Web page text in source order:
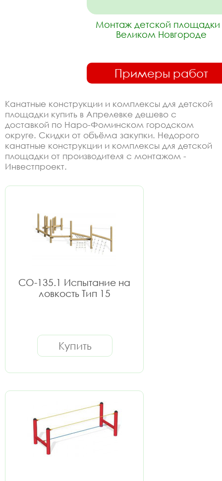
Монтаж детской площадки
Великом Новгороде
Примеры работ
Канатные конструкции и комплексы для детской
площадки купить в Апрелевке дешево с
доставкой по Наро-Фоминском городском
округе. Скидки от объёма закупки. Недорого
канатные конструкции и комплексы для детской
площадки от производителя с монтажом -
Инвестпроект.
СО-135.1 Испытание на
ловкость Тип 15
Купить